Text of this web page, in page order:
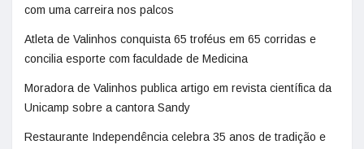
com uma carreira nos palcos
Atleta de Valinhos conquista 65 troféus em 65 corridas e
concilia esporte com faculdade de Medicina
Moradora de Valinhos publica artigo em revista científica da
Unicamp sobre a cantora Sandy
Restaurante Independência celebra 35 anos de tradição e